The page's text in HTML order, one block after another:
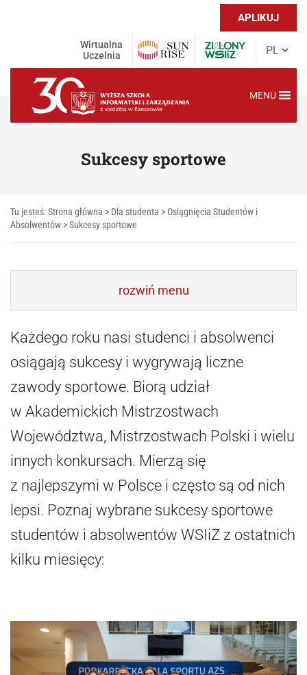
APLIKUJ
Wirtualna
Uczelnia
MENU
Sukcesy sportowe
Tu jesteś:Strona główna > Dla studenta > Osiągnięcia Studentów i
Absolwentów >Sukcesy sportowe
rozwiń menu
Każdego roku nasi studenci i absolwenci
osiągają sukcesy i wygrywają liczne
zawody sportowe. Biorą udział
w Akademickich Mistrzostwach
Województwa, Mistrzostwach Polski i wielu
innych konkursach. Mierzą się
z najlepszymi w Polsce i często są od nich
lepsi. Poznaj wybrane sukcesy sportowe
studentów i absolwentów WSIiZ z ostatnich
kilku miesięcy: